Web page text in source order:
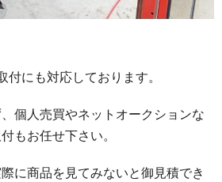
付にも対応しております。
個人売買やネットオークションな
もお任せ下さい。
に商品を見てみないと御見積でき